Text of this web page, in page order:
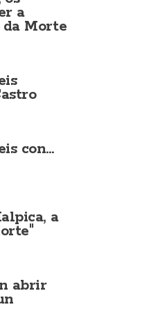
a
Morte
con...
a
abrir